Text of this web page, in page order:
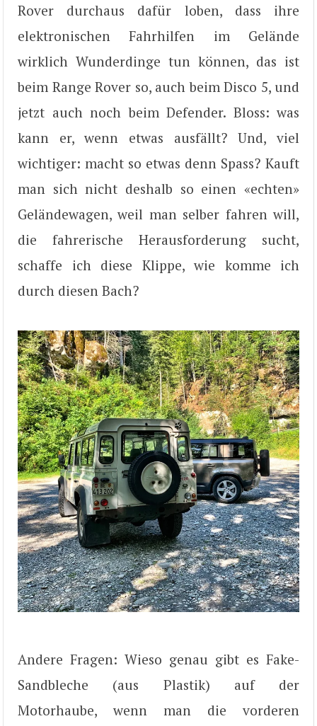
Rover durchaus dafür loben, dass ihre
elektronischen Fahrhilfen im Gelände
wirklich Wunderdinge tun können, das ist
beim Range Rover so, auch beim Disco 5, und
jetzt auch noch beim Defender. Bloss: was
kann er, wenn etwas ausfällt? Und, viel
wichtiger: macht so etwas denn Spass? Kauft
man sich nicht deshalb so einen «echten»
Geländewagen, weil man selber fahren will,
die fahrerische Herausforderung sucht,
schaffe ich diese Klippe, wie komme ich
durch diesen Bach?
Andere Fragen: Wieso genau gibt es Fake-
Sandbleche (aus Plastik) auf der
Motorhaube, wenn man die vorderen